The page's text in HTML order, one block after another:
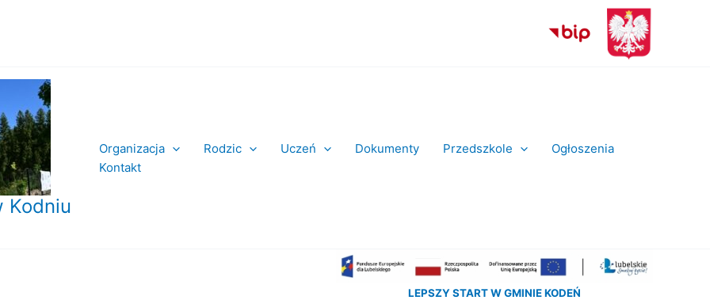
Kodniu
Organizacja Rodzic Uczeń Dokumenty Przedszkole
Ogłoszenia
Kontakt
LEPSZY START W GMINIE KODEŃ